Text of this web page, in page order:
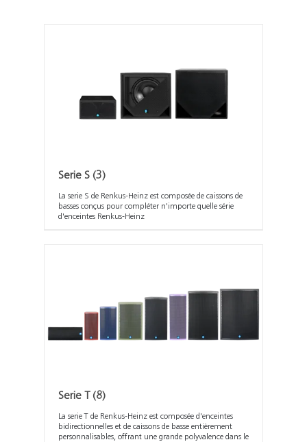
Serie S (3)
La serie S de Renkus-Heinz est composée de caissons de
basses conçus pour compléter n'importe quelle série
d'enceintes Renkus-Heinz
Serie T (8)
La serie T de Renkus-Heinz est composée d'enceintes
bidirectionnelles et de caissons de basse entièrement
personnalisables, offrant une grande polyvalence dans le